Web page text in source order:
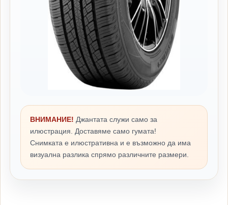
ВНИМАНИЕ! Джантата служи само за
илюстрация. Доставяме само гумата!
Снимката е илюстративна и е възможно да има
визуална разлика спрямо различните размери.